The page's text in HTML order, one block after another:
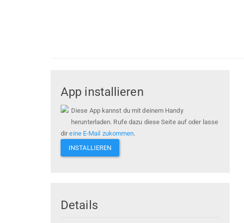
App installieren
Diese App kannst du mit deinem Handy
herunterladen. Rufe dazu diese Seite auf oder lasse
direine E-Mail zukommen.
INSTALLIEREN
Details